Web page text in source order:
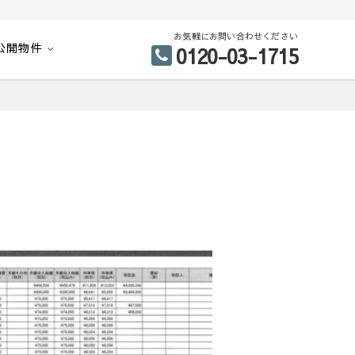
開物件
お気軽にお問い合わせください
0120-03-1715